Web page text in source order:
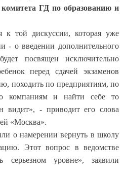
комитета ГД по образованию и
к той дискуссии, которая уже
- о введении дополнительного
посвящен исключительно
перед сдачей экзаменов
походить по предприятиям, по
компаниям и найти себе то
видит», - приводит его слова
«Москва».
о намерении вернуть в школу
Этот вопрос в ведомстве
серьезном уровне», заявили